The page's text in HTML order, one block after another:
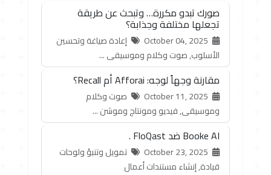
صورك تبدو مكررة… وتبحث عن طريقة
تجعلها مختلفة وجذابة؟
إعادة صياغة وتحسين
الأسلوب, صوت وكلام وموسيقى ...
مقارنة وجهاً لوجه: Afforai أم Recall؟
صوت وكلام
وموسيقى, فيديو ومونتاج وموشن ...
Booke AI ضد FloQast .
تمويل وتنبؤ ولوحات
قيادة, إنشاء مستندات أعمال